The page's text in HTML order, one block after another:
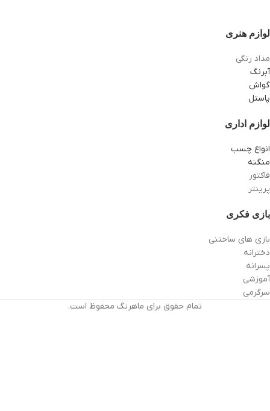
لوازم هنری
مداد رنگی
آبرنگ
گواش
پاستل
لوازم اداری
انواع چسب
منگنه
فاکتور
پرینتر
بازی فکری
بازی های ساختنی
دخترانه
پسرانه
آموزشی
سرگرمی
تمام حقوق برای ماهرنگ محفوظ است.